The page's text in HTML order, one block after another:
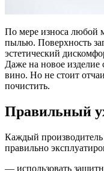
По мере износа любой
пылью. Поверхность
эстетический
Даже на новое
вино. Но не стоит
почистить.
Правильный
Каждый производитель
правильно
— использовать